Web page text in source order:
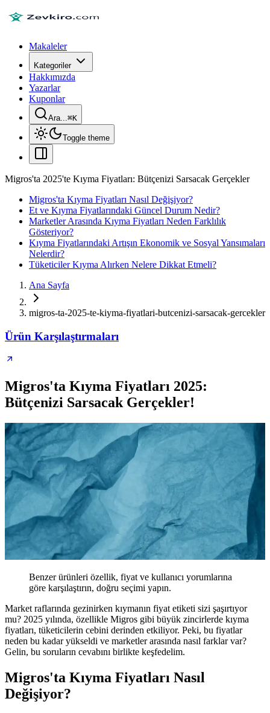
Makaleler
Kategoriler
Hakkımızda
Yazarlar
Kuponlar
Ara...⌘K
Toggle theme
Migros'ta 2025'te Kıyma Fiyatları: Bütçenizi Sarsacak Gerçekler
Migros'ta Kıyma Fiyatları Nasıl Değişiyor?
Et ve Kıyma Fiyatlarındaki Güncel Durum Nedir?
Marketler Arasında Kıyma Fiyatları Neden Farklılık
Gösteriyor?
Kıyma Fiyatlarındaki Artışın Ekonomik ve Sosyal Yansımaları
Nelerdir?
Tüketiciler Kıyma Alırken Nelere Dikkat Etmeli?
Ana Sayfa
migros-ta-2025-te-kiyma-fiyatlari-butcenizi-sarsacak-gercekler
Ürün Karşılaştırmaları
Migros'ta Kıyma Fiyatları 2025:
Bütçenizi Sarsacak Gerçekler!
Benzer ürünleri özellik, fiyat ve kullanıcı yorumlarına
göre karşılaştırın, doğru seçimi yapın.
Market raflarında gezinirken kıymanın fiyat etiketi sizi şaşırtıyor
mu? 2025 yılında, özellikle Migros gibi büyük zincirlerde kıyma
fiyatları, tüketicilerin cebini derinden etkiliyor. Peki, bu fiyatlar
neden bu kadar yükseldi ve marketler arasında nasıl farklar var?
Gelin, bu soruların cevabını birlikte keşfedelim.
Migros'ta Kıyma Fiyatları Nasıl
Değişiyor?